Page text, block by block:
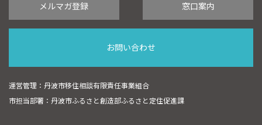
メルマガ登録 窓口案内
お問い合わせ
運営管理：丹波市移住相談有限責任事業組合
市担当部署：丹波市ふるさと創造部ふるさと定住促進課